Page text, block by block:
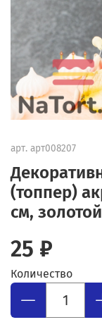
арт. арт008207
(топпер)
см,
25 ₽
Количество